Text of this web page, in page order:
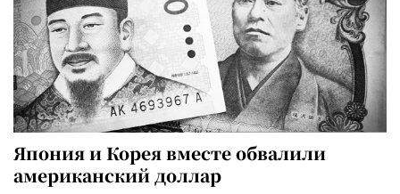
Япония и Корея вместе обвалили
американский доллар